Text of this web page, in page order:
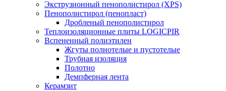
Экструзионный пенополистирол (XPS)
Пенополистирол (пенопласт)
Дробленый пенополистирол
Теплоизоляционные плиты LOGICPIR
Вспененный полиэтилен
Жгуты полнотелые и пустотелые
Трубная изоляция
Полотно
Демпферная лента
Керамзит